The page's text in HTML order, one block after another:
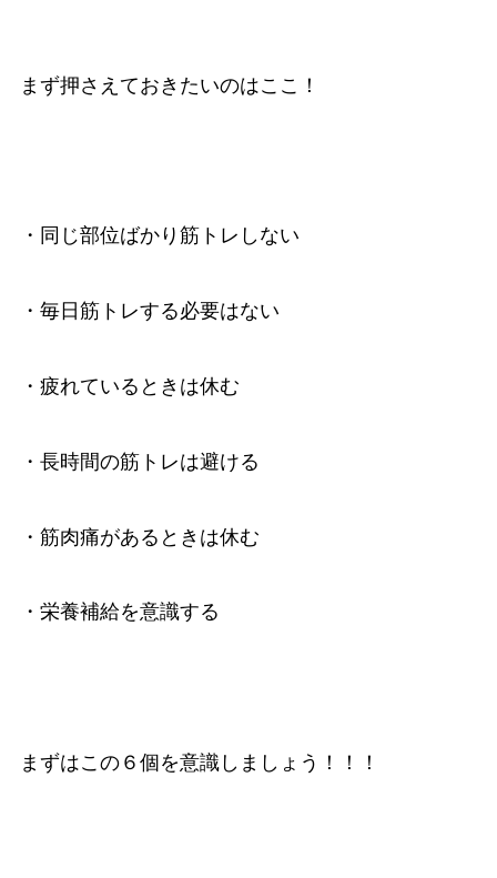
まず押さえておきたいのはここ！
・同じ部位ばかり筋トレしない
・毎日筋トレする必要はない
・疲れているときは休む
・長時間の筋トレは避ける
・筋肉痛があるときは休む
・栄養補給を意識する
まずはこの６個を意識しましょう！！！